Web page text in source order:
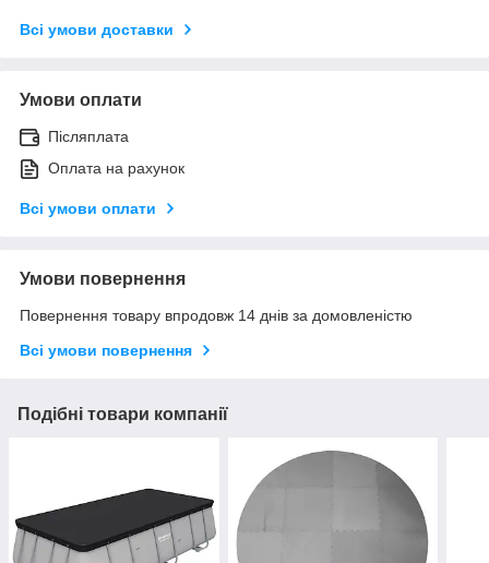
Всі умови доставки
Умови оплати
Післяплата
Оплата на рахунок
Всі умови оплати
Умови повернення
Повернення товару впродовж 14 днів за домовленістю
Всі умови повернення
Подібні товари компанії